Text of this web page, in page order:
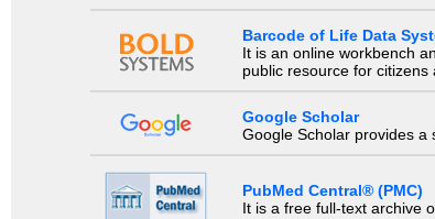
Barcode of Life Data
It is an online workbench
public resource for citizens
Google Scholar
Google Scholar provides a
PubMed Central® (PMC)
It is a free full-text archive